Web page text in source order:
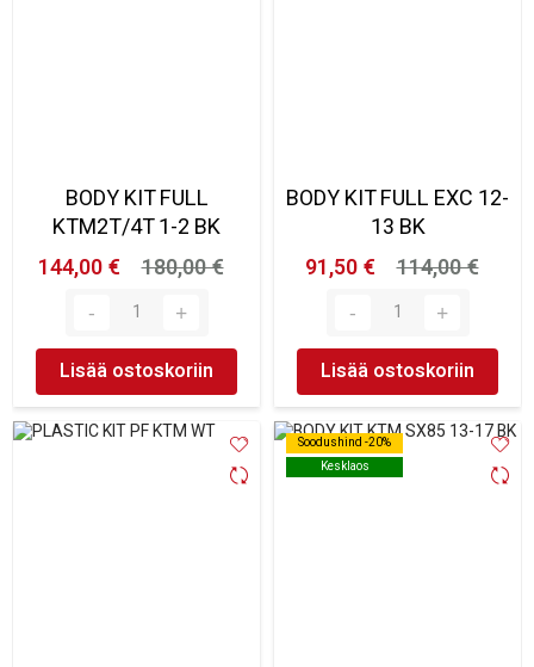
BODY KIT FULL
KTM2T/4T 1-2 BK
144,00 €
180,00 €
Lisää ostoskoriin
BODY KIT FULL EXC 12-
13 BK
91,50 €
114,00 €
Lisää ostoskoriin
Soodushind -20%
Kesklaos
Soodushind -20%
Kesklaos